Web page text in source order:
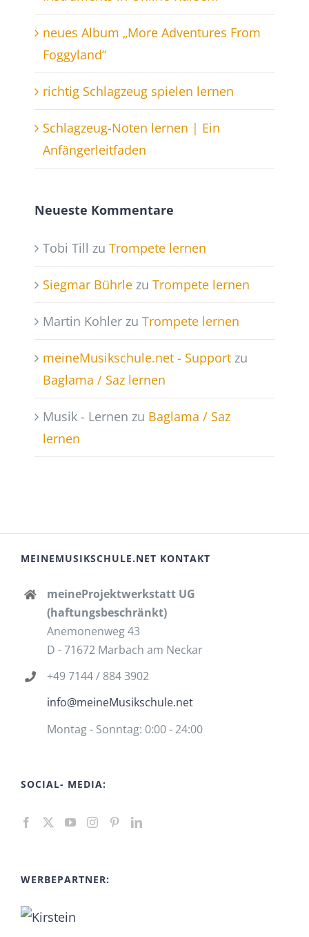
neues Album „More Adventures From
Foggyland“
richtig Schlagzeug spielen lernen
Schlagzeug-Noten lernen | Ein
Anfängerleitfaden
Neueste Kommentare
Tobi Till zu Trompete lernen
Siegmar Bührle zu Trompete lernen
Martin Kohler zu Trompete lernen
meineMusikschule.net - Support zu
Baglama / Saz lernen
Musik - Lernen zu Baglama / Saz
lernen
MEINEMUSIKSCHULE.NET KONTAKT
meineProjektwerkstatt UG
(haftungsbeschränkt)
Anemonenweg 43
D - 71672 Marbach am Neckar
+49 7144 / 884 3902
info@meineMusikschule.net
Montag - Sonntag: 0:00 - 24:00
SOCIAL- MEDIA:
WERBEPARTNER: